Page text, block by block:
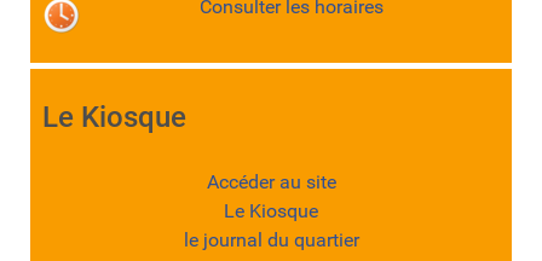
Consulter les horaires
Le Kiosque
Accéder au site
Le Kiosque
le journal du quartier